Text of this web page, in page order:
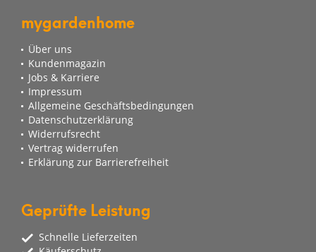
mygardenhome
Über uns
Kundenmagazin
Jobs & Karriere
Impressum
Allgemeine Geschäftsbedingungen
Datenschutzerklärung
Widerrufsrecht
Vertrag widerrufen
Erklärung zur Barrierefreiheit
Geprüfte Leistung
Schnelle Lieferzeiten